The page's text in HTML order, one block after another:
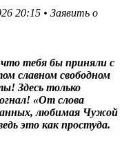
20:15 • Заявить о
тебя бы приняли с
славном свободном
Здесь только
«От слова
любимая Чужой
это как простуда.